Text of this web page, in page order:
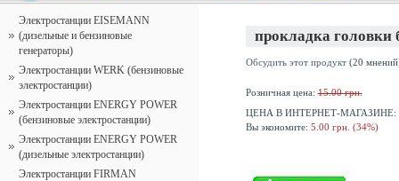
Электростанции EISEMANN
(дизельные и бензиновые
генераторы)
Электростанции WERK (бензиновые
электростанции)
Электростанции ENERGY POWER
(бензиновые электростанции)
Электростанции ENERGY POWER
(дизельные электростанции)
Электростанции FIRMAN
прокладка головки
Обсудить этот продукт(20
Розничная цена:15.00 грн.
ЦЕНА В ИНТЕРНЕТ-МАГАЗИНЕ:
Вы экономите: 5.00 грн. (34%)